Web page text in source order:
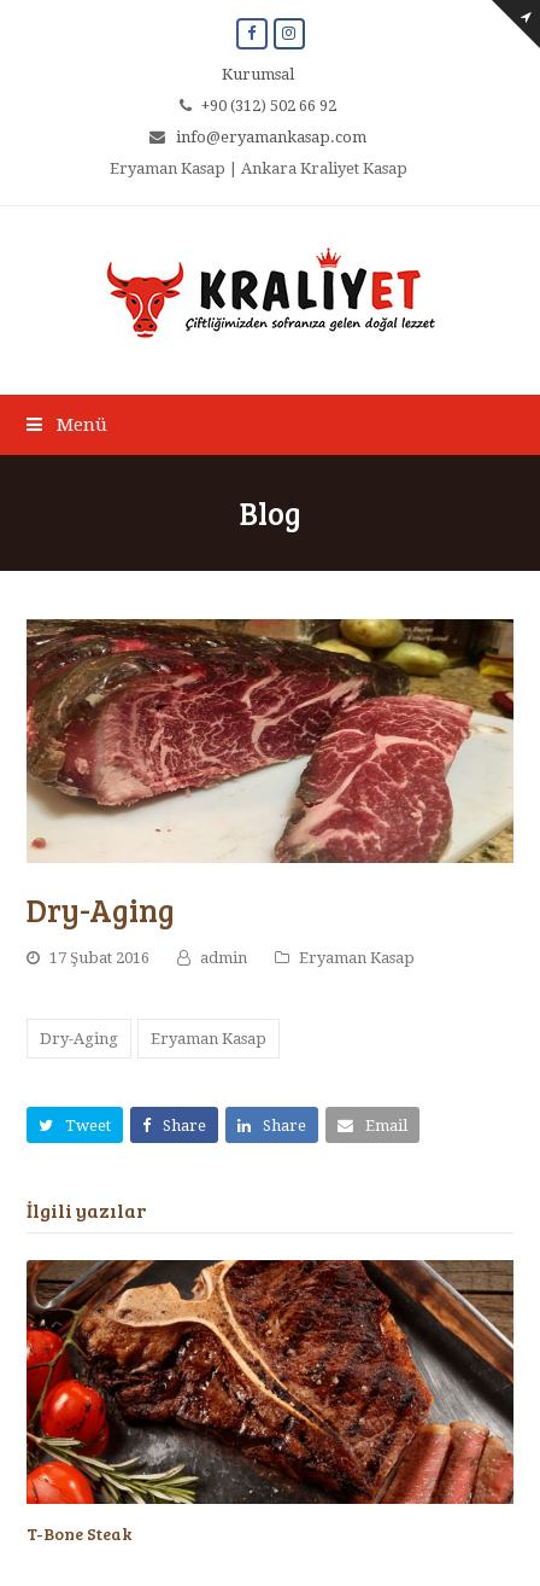
FacebookInstagram
Kurumsal
+90 (312) 502 66 92
info@eryamankasap.com
Eryaman Kasap | Ankara Kraliyet Kasap
Menü
Blog
Dry-Aging
17 Şubat 2016 admin Eryaman Kasap
Dry-Aging Eryaman Kasap
Tweet Share Share Email
İlgili yazılar
T-Bone Steak